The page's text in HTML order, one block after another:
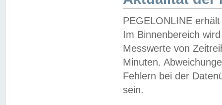
PEGELONLINE
Im Binnenbereich
Messwerte von
Minuten.
Fehlern bei der
sein.